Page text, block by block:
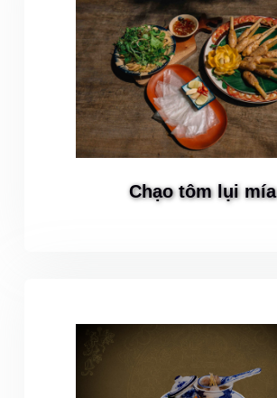
Chạo tôm lụi mía